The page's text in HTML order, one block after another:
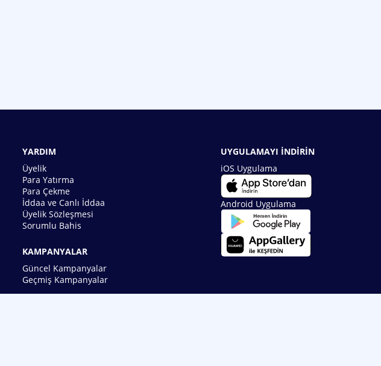
YARDIM
Üyelik
Para Yatırma
Para Çekme
İddaa ve Canlı İddaa
Üyelik Sözleşmesi
Sorumlu Bahis
KAMPANYALAR
Güncel Kampanyalar
Geçmiş Kampanyalar
UYGULAMAYI İNDİRİN
iOS Uygulama
Android Uygulama